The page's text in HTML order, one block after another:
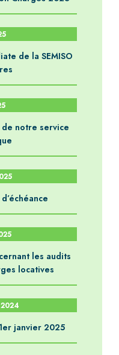
de la SEMISO
notre service
les audits
locatives
janvier 2025